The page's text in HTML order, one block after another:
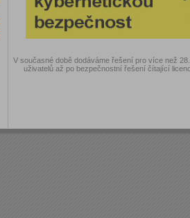
V současné době dodáváme řešení pro více než
uživatelů až po bezpečnostní řešení čítající